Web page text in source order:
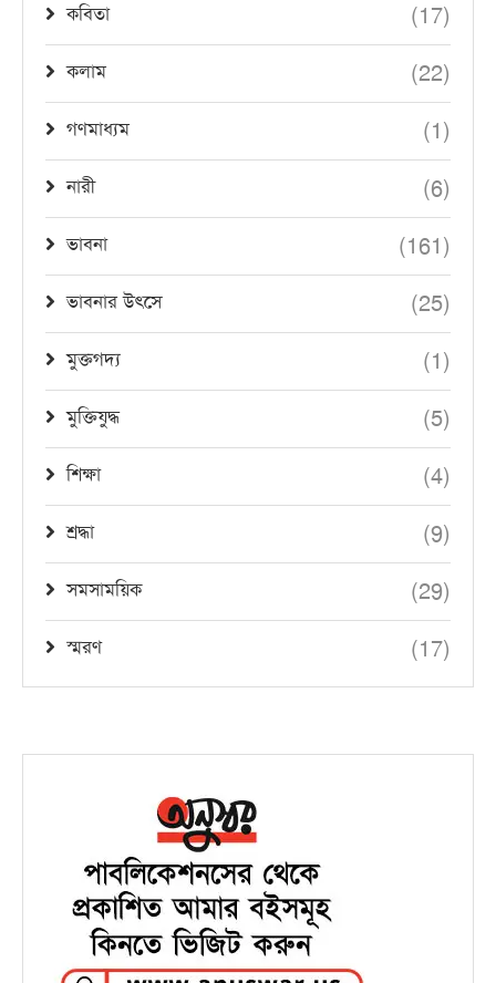
কবিতা (17)
কলাম (22)
গণমাধ্যম (1)
নারী (6)
ভাবনা (161)
ভাবনার উৎসে (25)
মুক্তগদ্য (1)
মুক্তিযুদ্ধ (5)
শিক্ষা (4)
শ্রদ্ধা (9)
সমসাময়িক (29)
স্মরণ (17)